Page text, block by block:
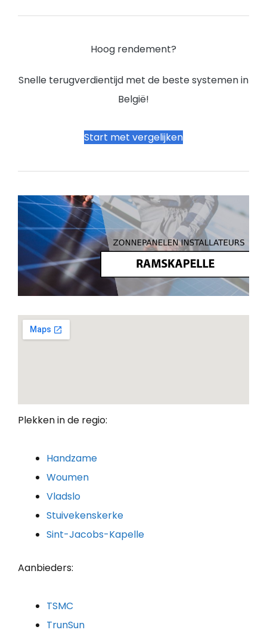
Hoog rendement?
Snelle terugverdientijd met de beste systemen in
België!
Start met vergelijken
Plekken in de regio:
Handzame
Woumen
Vladslo
Stuivekenskerke
Sint-Jacobs-Kapelle
Aanbieders:
TSMC
TrunSun